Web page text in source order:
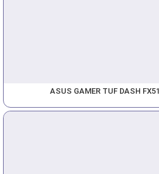
ASUS GAMER TUF DASH